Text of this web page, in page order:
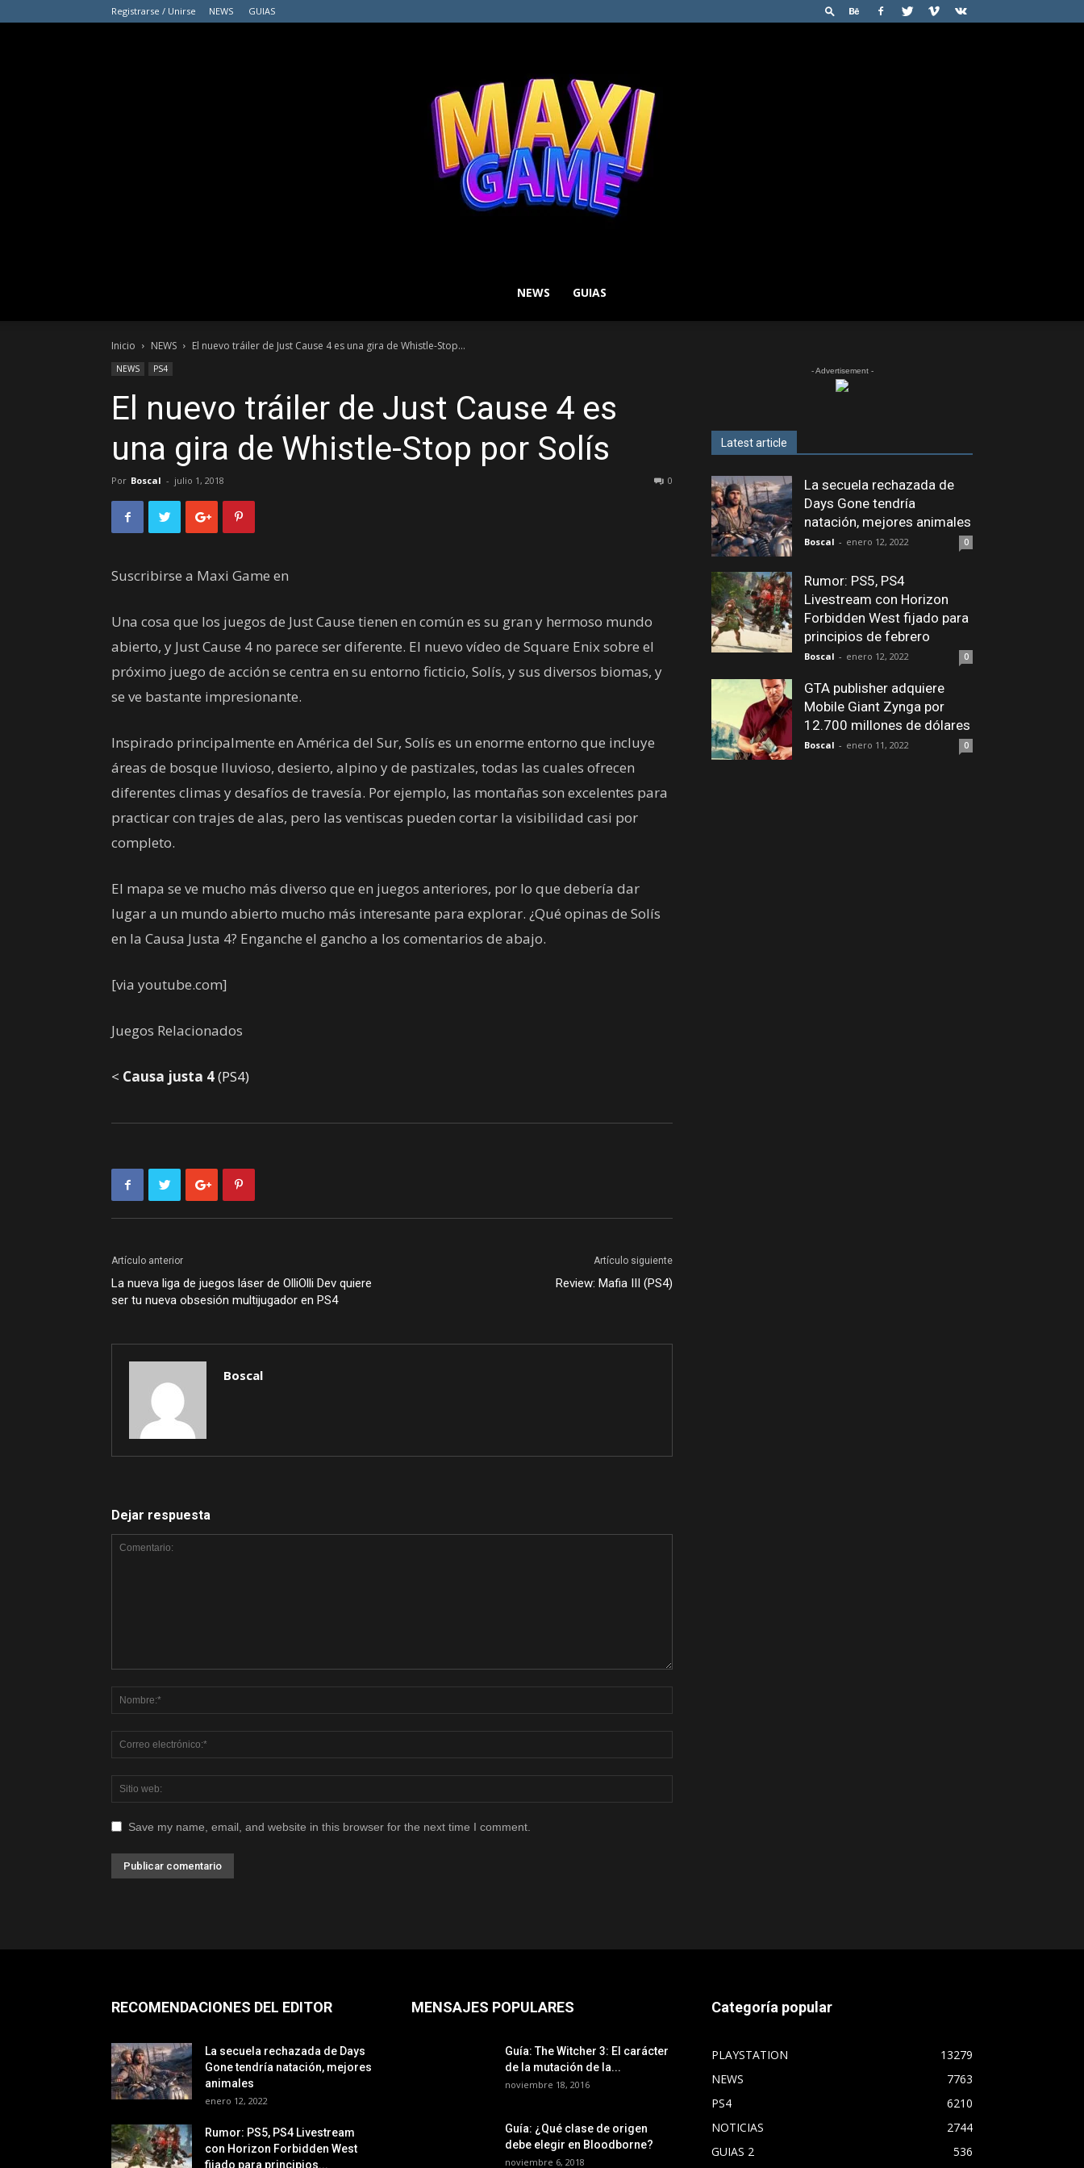
Registrarse / Unirse NEWS GUIAS
GAME
NEWS GUIAS
Inicio NEWS El nuevo tráiler de Just Cause 4 es una gira de Whistle-Stop...
NEWS PS4
El nuevo tráiler de Just Cause 4 es
una gira de Whistle-Stop por Solís
Por Boscal - julio 1, 2018 0
Suscribirse a Maxi Game en
Una cosa que los juegos de Just Cause tienen en común es su gran y hermoso mundo
abierto, y Just Cause 4 no parece ser diferente. El nuevo vídeo de Square Enix sobre el
próximo juego de acción se centra en su entorno ficticio, Solís, y sus diversos biomas, y
se ve bastante impresionante.
Inspirado principalmente en América del Sur, Solís es un enorme entorno que incluye
áreas de bosque lluvioso, desierto, alpino y de pastizales, todas las cuales ofrecen
diferentes climas y desafíos de travesía. Por ejemplo, las montañas son excelentes para
practicar con trajes de alas, pero las ventiscas pueden cortar la visibilidad casi por
completo.
El mapa se ve mucho más diverso que en juegos anteriores, por lo que debería dar
lugar a un mundo abierto mucho más interesante para explorar. ¿Qué opinas de Solís
en la Causa Justa 4? Enganche el gancho a los comentarios de abajo.
[via youtube.com]
Juegos Relacionados
< Causa justa 4(PS4)
Artículo anterior
La nueva liga de juegos láser de OlliOlli Dev quiere
ser tu nueva obsesión multijugador en PS4
Artículo siguiente
Review: Mafia III (PS4)
Boscal
Dejar respuesta
Save my name, email, and website in this browser for the next time I comment.
- Advertisement -
Latest article
La secuela rechazada de
Days Gone tendría
natación, mejores animales
Boscal - enero 12, 2022 0
Rumor: PS5, PS4
Livestream con Horizon
Forbidden West fijado para
principios de febrero
Boscal - enero 12, 2022 0
GTA publisher adquiere
Mobile Giant Zynga por
12.700 millones de dólares
Boscal - enero 11, 2022 0
RECOMENDACIONES DEL EDITOR
La secuela rechazada de Days
Gone tendría natación, mejores
animales
enero 12, 2022
Rumor: PS5, PS4 Livestream
con Horizon Forbidden West
fijado para principios...
MENSAJES POPULARES
Guía: The Witcher 3: El carácter
de la mutación de la...
noviembre 18, 2016
Guía: ¿Qué clase de origen
debe elegir en Bloodborne?
noviembre 6, 2018
Categoría popular
PLAYSTATION
13279
NEWS
7763
PS4
6210
NOTICIAS
2744
GUIAS 2
536